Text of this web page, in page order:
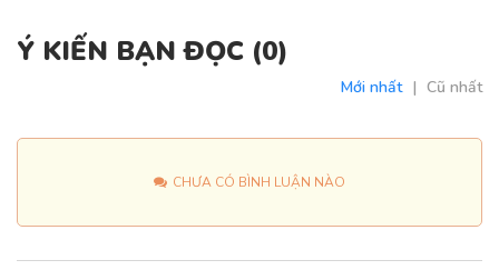
Ý KIẾN BẠN ĐỌC (0)
Mới nhất | Cũ nhất
CHƯA CÓ BÌNH LUẬN NÀO